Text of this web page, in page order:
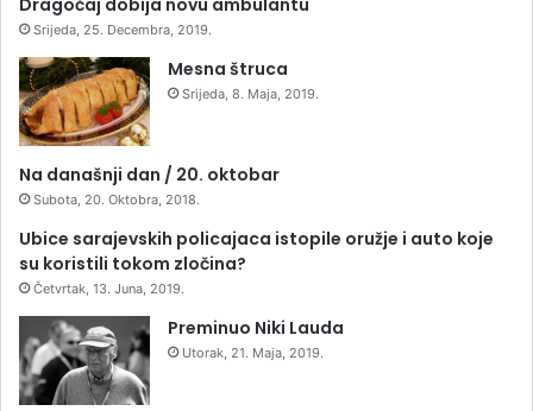
Dragočaj dobija novu ambulantu
Srijeda, 25. Decembra, 2019.
Mesna štruca
Srijeda, 8. Maja, 2019.
Na današnji dan / 20. oktobar
Subota, 20. Oktobra, 2018.
Ubice sarajevskih policajaca istopile oružje i auto koje
su koristili tokom zločina?
Četvrtak, 13. Juna, 2019.
Preminuo Niki Lauda
Utorak, 21. Maja, 2019.